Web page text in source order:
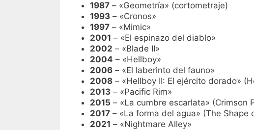
1987 – «Geometría» (cortometraje)
1993 – «Cronos»
1997 – «Mimic»
2001 – «El espinazo del diablo»
2002 – «Blade II»
2004 – «Hellboy»
2006 – «El laberinto del fauno»
2008 – «Hellboy II: El ejército dorado»
2013 – «Pacific Rim»
2015 – «La cumbre escarlata» (Crimson
2017 – «La forma del agua» (The Shape
2021 – «Nightmare Alley»